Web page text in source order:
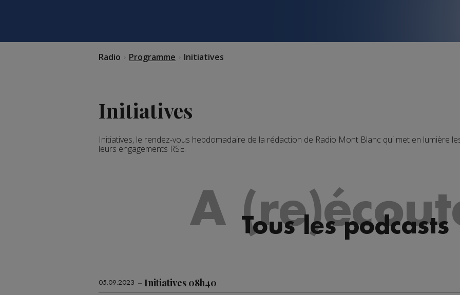
Radio Programme Initiatives
Initiatives
Initiatives, le rendez-vous hebdomadaire de la rédaction de Radio Mont Blanc qui met en lumière
leurs engagements RSE.
A Tous les podcasts
05.09.2023 Initiatives 08h40